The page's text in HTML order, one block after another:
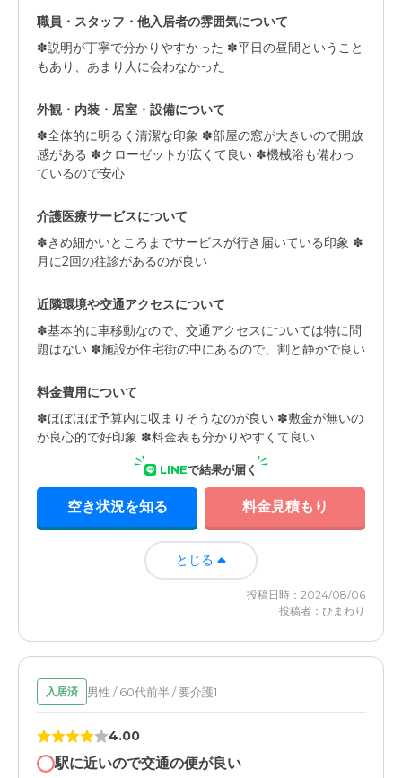
職員・スタッフ・他入居者の雰囲気について
✽説明が丁寧で分かりやすかった ✽平日の昼間ということ
もあり、あまり人に会わなかった
外観・内装・居室・設備について
✽全体的に明るく清潔な印象 ✽部屋の窓が大きいので開放
感がある ✽クローゼットが広くて良い ✽機械浴も備わっ
ているので安心
介護医療サービスについて
✽きめ細かいところまでサービスが行き届いている印象 ✽
月に2回の往診があるのが良い
近隣環境や交通アクセスについて
✽基本的に車移動なので、交通アクセスについては特に問
題はない ✽施設が住宅街の中にあるので、割と静かで良い
料金費用について
✽ほぼほぼ予算内に収まりそうなのが良い ✽敷金が無いの
が良心的で好印象 ✽料金表も分かりやすくて良い
LINEで結果が届く
空き状況を知る 料金見積もり
とじる
投稿日時：2024/08/06
投稿者：ひまわり
入居済 男性 / 60代前半 / 要介護1
4.00
駅に近いので交通の便が良い